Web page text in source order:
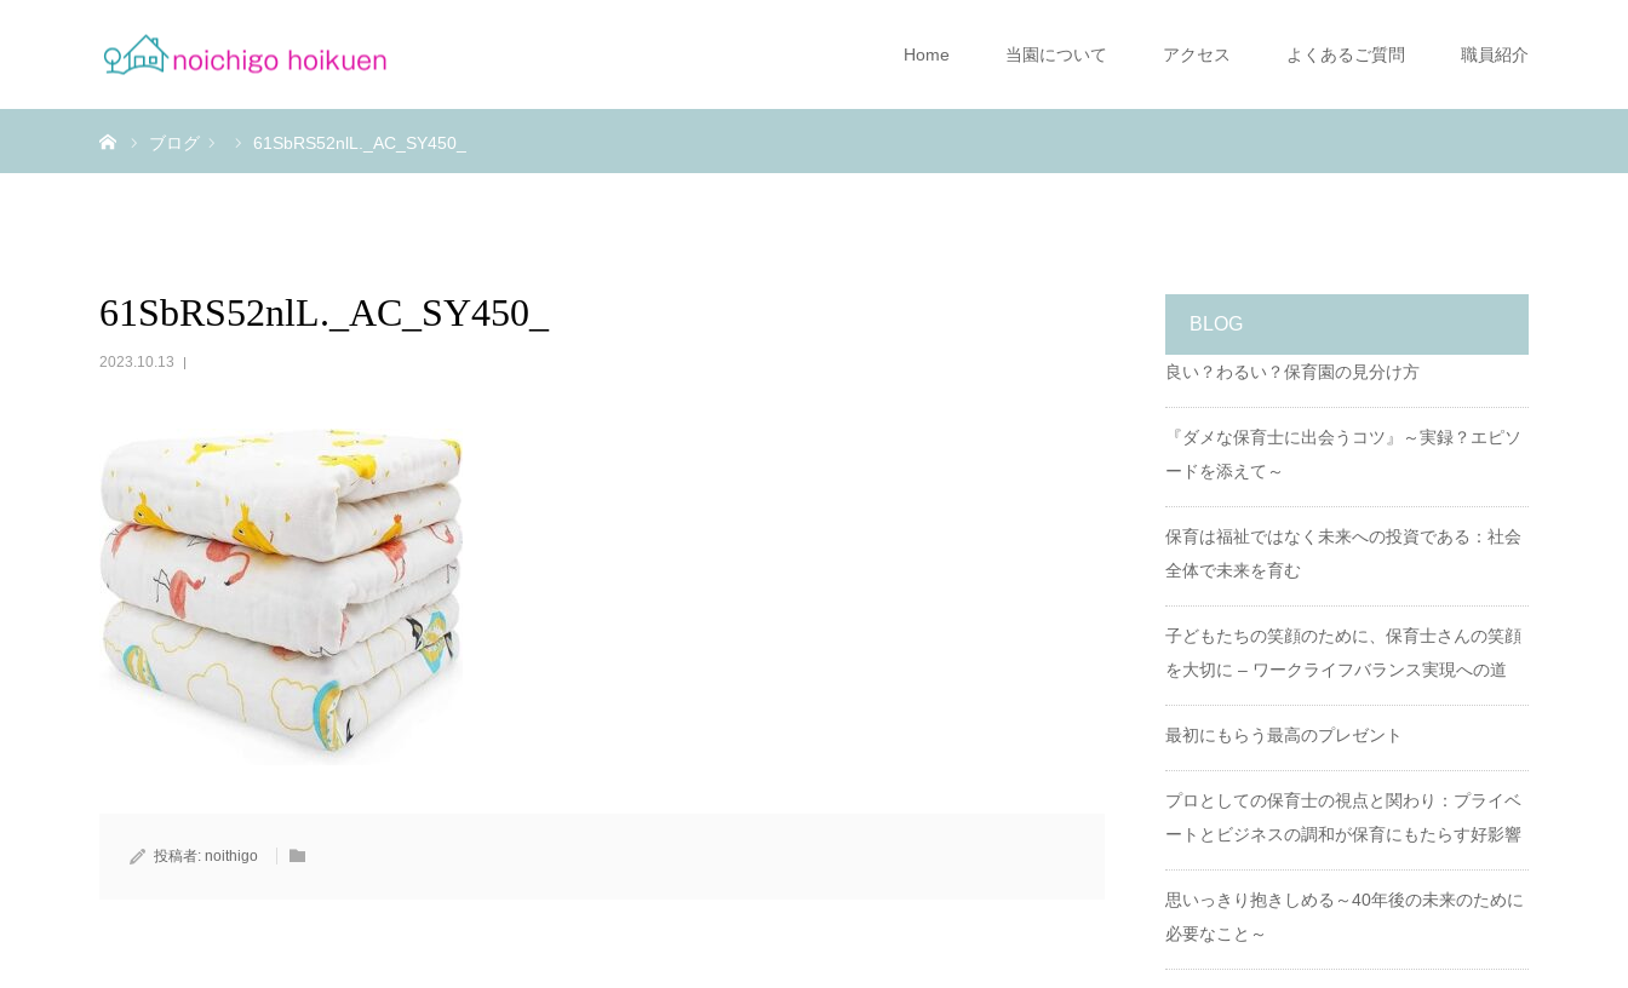
Home 当園について アクセス よくあるご質問 職員紹介
ブログ 61SbRS52nlL._AC_SY450_
61SbRS52nlL._AC_SY450_
2023.10.13
投稿者: noithigo
BLOG
良い？わるい？保育園の見分け方
『ダメな保育士に出会うコツ』～実録？エピソ
ードを添えて～
保育は福祉ではなく未来への投資である：社会
全体で未来を育む
子どもたちの笑顔のために、保育士さんの笑顔
を大切に – ワークライフバランス実現への道
最初にもらう最高のプレゼント
プロとしての保育士の視点と関わり：プライベ
ートとビジネスの調和が保育にもたらす好影響
思いっきり抱きしめる～40年後の未来のために
必要なこと～